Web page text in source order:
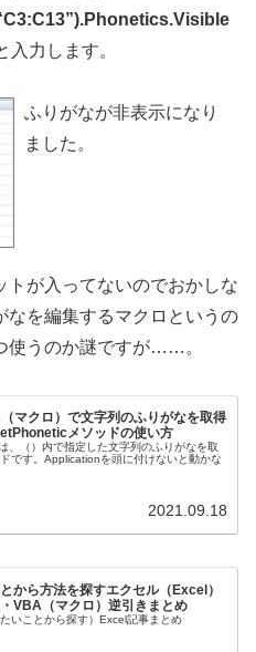
入力します。
ふりがなが非表示になり
ました。
が入ってないのでおかしな
なを編集するマクロというの
使うのか謎ですが……。
マクロ）で文字列のふりがなを取得
メソッドの使い方
、（）内で指定した文字列のふりがなを取
です。Applicationを頭に付けないと動かな
2021.09.18
から方法を探すエクセル（Excel）
VBA（マクロ）逆引きまとめ
いことから探す）Excel記事まとめ